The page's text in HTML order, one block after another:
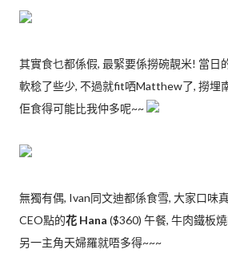
其實食乜都係假, 最緊要係撈碗靚米! 當日
軟稔了些少, 不過就fit哂Matthew了, 撈埋
佢食得可能比我仲多呢~~
無獨有偶, Ivan同文迪都係食雪, 大家口味
CEO點的花 Hana ($360) 午餐, 牛肉鐵板
另一主角天婦羅就唔多得~~~